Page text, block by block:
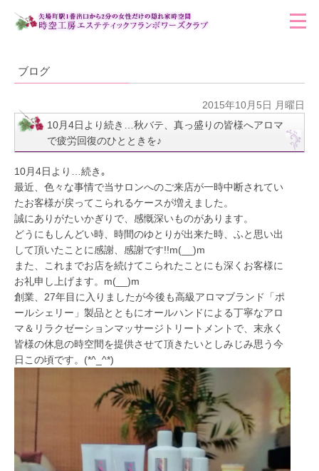
ブログ
2015年10月5日 月曜日
10月4日より続き…秋バテ、真っ盛りの皆様へアロマ
で疲労回復のひとときを♪
10月4日より…続き｡
最近、色々な事情で当サロンへのご来店が一時中断されてい
たお客様が戻ってこられるケースが増えました。
誠にありがたいかぎりで、感慨深いものがあります。
どうにもしんどい時、時間のゆとりが出来た時、ふと思い出
して頂いたことに感謝、感謝です!!m(__)m
また、これまでお店を続けてこられたことにも深くお客様に
お礼申し上げます。m(__)m
創業、27年目に入りましたが今後も高級アロマブランド「ポ
ールシェリー」製品とともにオールハンドによる丁寧なアロ
マ＆リラクゼーションマッサージトリートメントで、末永く
皆様の休息の時空間を提供させて頂きたいとしみじみ思う今
日この頃です。(*^_^*)